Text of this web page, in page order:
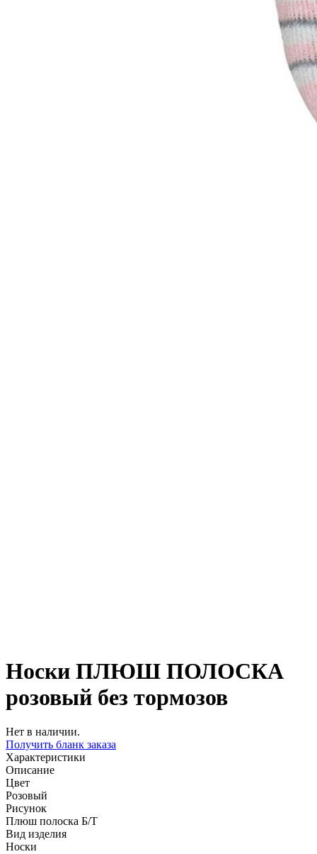
Носки ПЛЮШ ПОЛОСКА
розовый без тормозов
Нет в наличии.
Получить бланк заказа
Характеристики
Описание
Цвет
Розовый
Рисунок
Плюш полоска Б/Т
Вид изделия
Носки